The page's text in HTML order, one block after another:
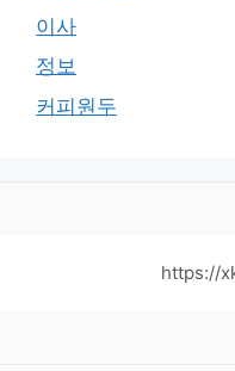
이사
정보
커피원두
https://